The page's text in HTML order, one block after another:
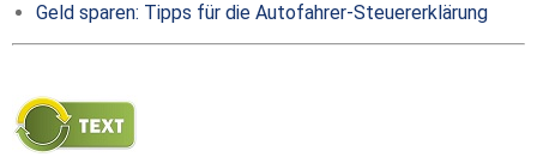
Geld sparen: Tipps für die Autofahrer-Steuererklärung